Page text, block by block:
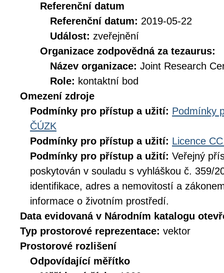
Referenční datum
Referenční datum: 2019-05-22
Událost: zveřejnění
Organizace zodpovědná za tezaurus:
Název organizace: Joint Research
Role: kontaktní bod
Omezení zdroje
Podmínky pro přístup a užití: Podmínky
ČÚZK
Podmínky pro přístup a užití: Licence
Podmínky pro přístup a užití: Veřejný
poskytován v souladu s vyhláškou č. 359/
identifikace, adres a nemovitostí a
informace o životním prostředí.
Data evidovaná v Národním katalogu
Typ prostorové reprezentace: vektor
Prostorové rozlišení
Odpovídající měřítko